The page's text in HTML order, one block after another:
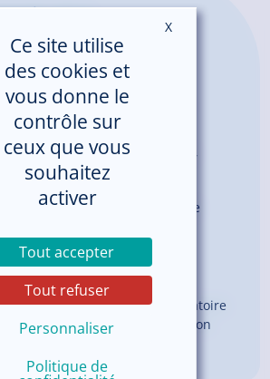
plus
prises en charges
(PAC, Kt veineux) et
la douleur,
chirurgicale digestive et
et traumatologique,
et thoracique,
ORL et chirurgie
comprend les actes
– et impérativement
cadre sécurisé d’un bloc opératoire
du patient le jour même de son
risque majoré.
Ce site utilise
des cookies et
vous donne le
contrôle sur
ceux que vous
souhaitez
activer
Tout accepter
Tout refuser
Personnaliser
Politique de
XMasquer le